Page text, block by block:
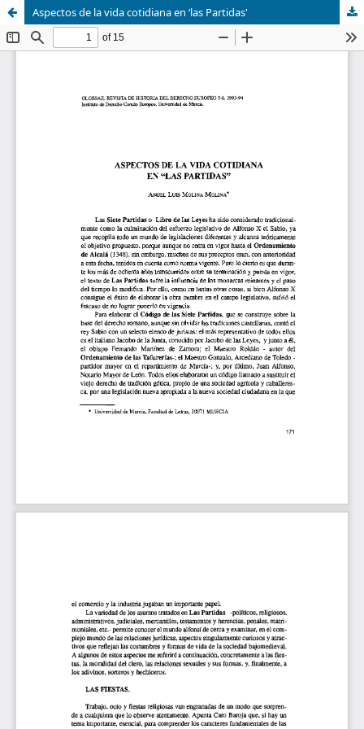
Aspectos de la vida cotidiana en ‘las Partidas'